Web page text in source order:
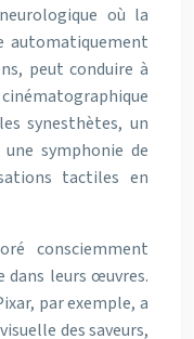
où la
automatiquement
peut conduire à
synesthètes, un
symphonie de
tactiles en
consciemment
leurs œuvres.
par exemple, a
des saveurs,